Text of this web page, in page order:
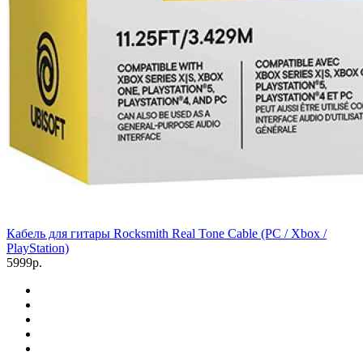
Кабель для гитары Rocksmith Real Tone Cable (PC / Xbox /
PlayStation)
5999р.